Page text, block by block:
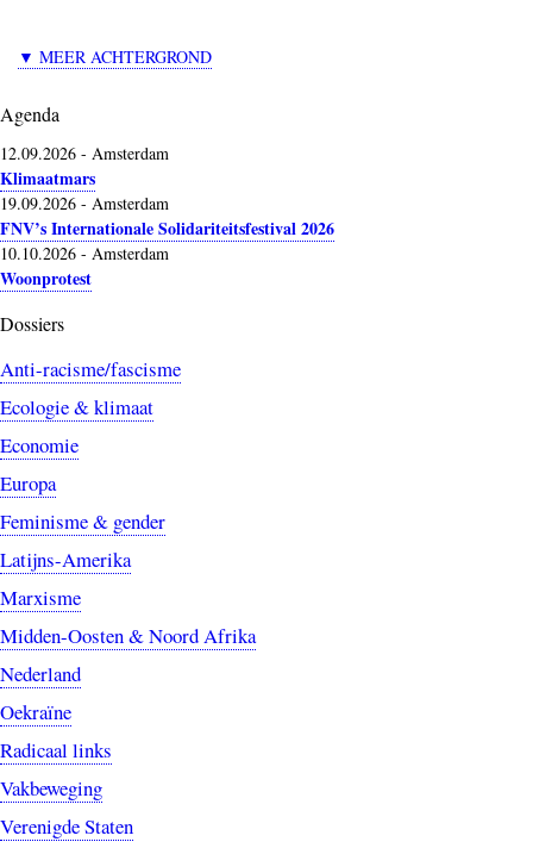
▼ MEER ACHTERGROND
Agenda
12.09.2026 - Amsterdam
Klimaatmars
19.09.2026 - Amsterdam
FNV’s Internationale Solidariteitsfestival 2026
10.10.2026 - Amsterdam
Woonprotest
Dossiers
Anti-racisme/fascisme
Ecologie & klimaat
Economie
Europa
Feminisme & gender
Latijns-Amerika
Marxisme
Midden-Oosten & Noord Afrika
Nederland
Oekraïne
Radicaal links
Vakbeweging
Verenigde Staten